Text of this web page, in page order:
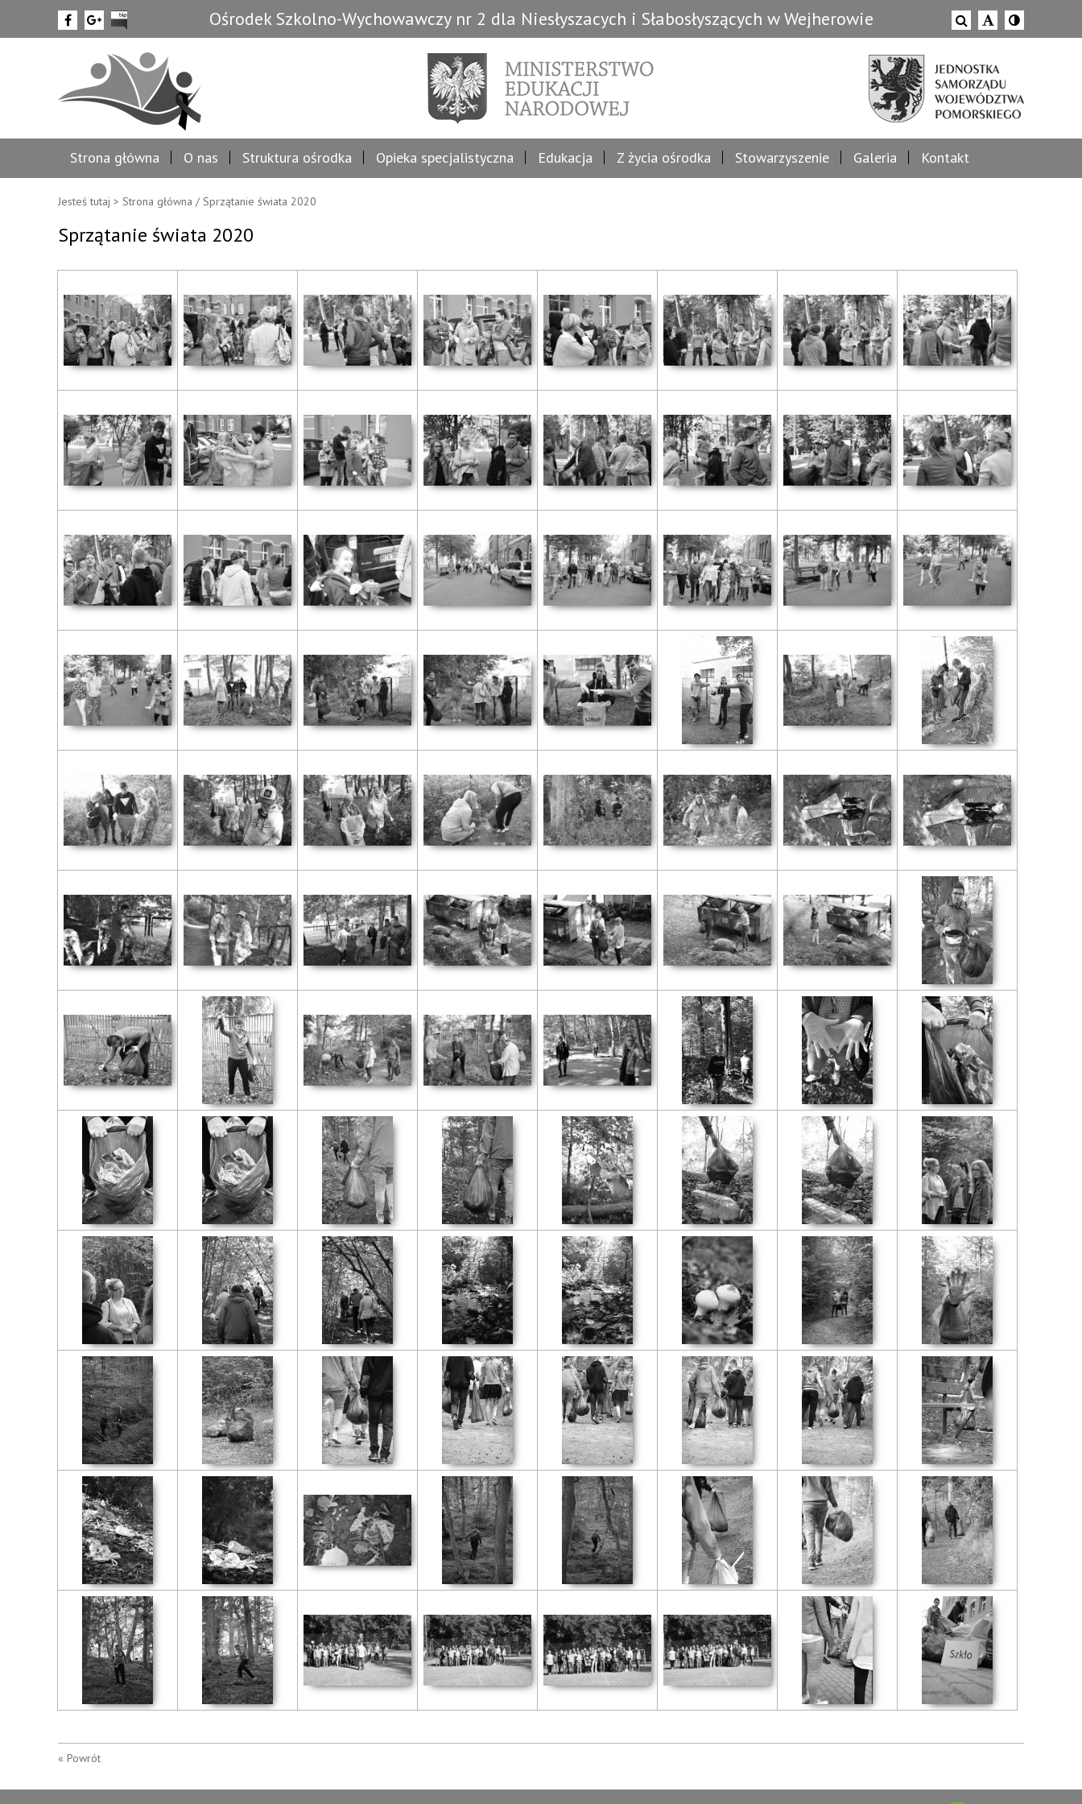
Ośrodek Szkolno-Wychowawczy nr 2 dla Niesłyszacych i Słabosłyszących w Wejherowie
Strona główna O nas Struktura ośrodka Opieka specjalistyczna Edukacja Z życia ośrodka Stowarzyszenie Galeria Kontakt
Jesteś tutaj > Strona główna /Sprzątanie świata 2020
Sprzątanie świata 2020
« Powrót